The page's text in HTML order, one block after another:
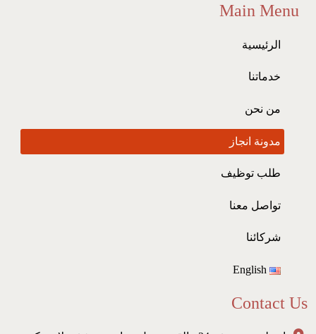
Main Menu
الرئيسية
خدماتنا
من نحن
مدونة انجاز
طلب توظيف
تواصل معنا
شركائنا
English
Contact Us